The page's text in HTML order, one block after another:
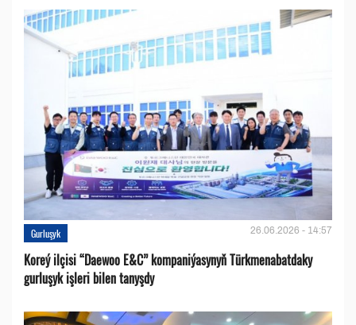
Gurluşyk 26.06.2026 - 14:57
Koreý ilçisi “Daewoo E&C” kompaniýasynyň Türkmenabatdaky
gurluşyk işleri bilen tanyşdy